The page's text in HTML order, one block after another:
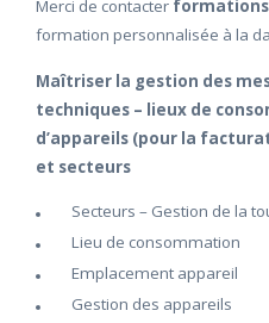
Merci de contacter
formation personnalisée à la
Maîtriser la gestion des
techniques – lieux de
d’appareils (pour la
et secteurs
Secteurs – Gestion de la
Lieu de consommation
Emplacement appareil
Gestion des appareils